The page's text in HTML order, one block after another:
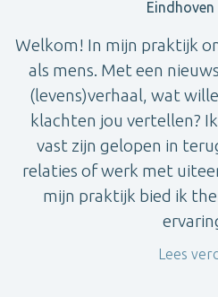
Eindhoven
Welkom! In mijn praktijk
als mens. Met een
(levens)verhaal, wat
klachten jou vertellen?
vast zijn gelopen in
relaties of werk met
mijn praktijk bied ik
Lees